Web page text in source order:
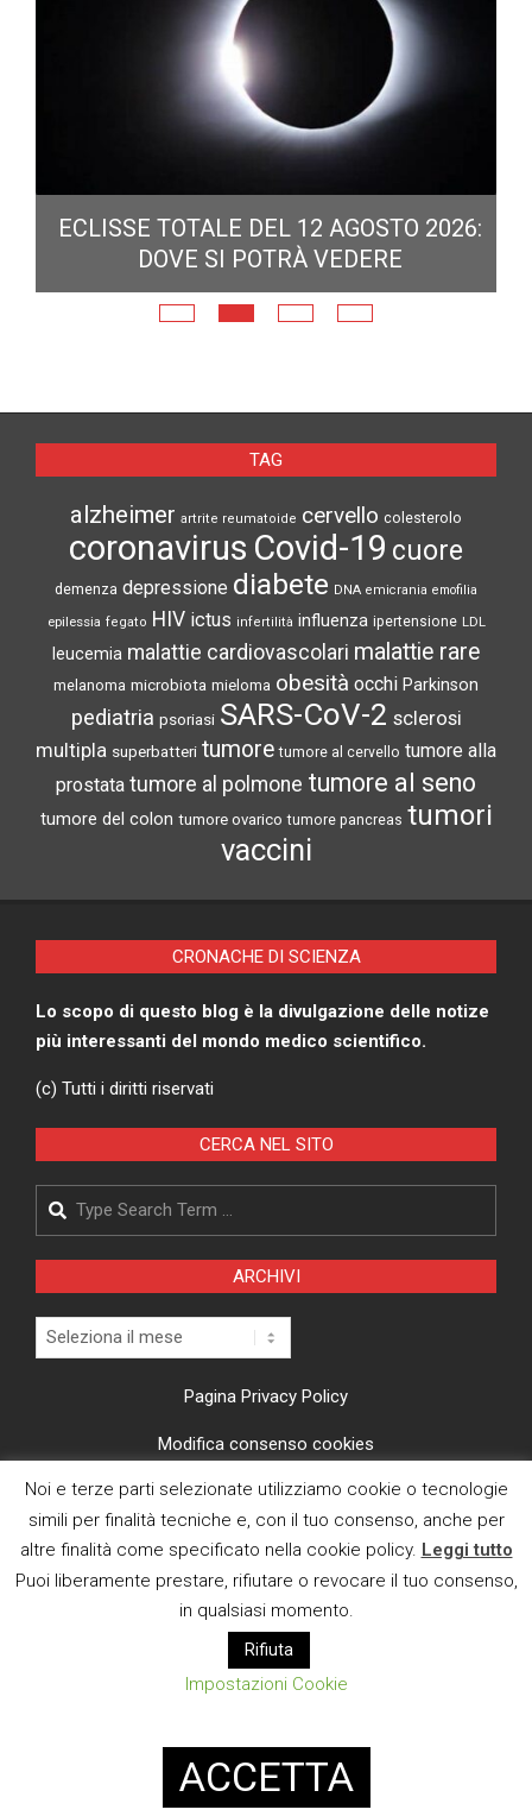
ECLISSE TOTALE DEL 12 AGOSTO 2026:
DOVE SI POTRÀ VEDERE
TAG
alzheimer artrite reumatoide cervello colesterolo
coronavirus Covid-19 cuore
demenza depressione diabete DNA emicrania emofilia
epilessia fegato HIV ictus infertilità influenza ipertensione LDL
leucemia malattie cardiovascolari malattie rare
melanoma microbiota mieloma obesità occhi Parkinson
pediatria psoriasi SARS-CoV-2 sclerosi
multipla superbatteri tumore tumore al cervello tumore alla
prostata tumore al polmone tumore al seno
tumore del colon tumore ovarico tumore pancreas tumori
vaccini
CRONACHE DI SCIENZA
Lo scopo di questo blog è la divulgazione delle notize
più interessanti del mondo medico scientifico.
(c) Tutti i diritti riservati
CERCA NEL SITO
Search
ARCHIVI
Archivi
Pagina Privacy Policy
Modifica consenso cookies
CI TROVI ANCHE SU
E MAIL
Noi e terze parti selezionate utilizziamo cookie o tecnologie
simili per finalità tecniche e, con il tuo consenso, anche per
altre finalità come specificato nella cookie policy. Leggi tutto
Puoi liberamente prestare, rifiutare o revocare il tuo consenso,
in qualsiasi momento.
Rifiuta
Impostazioni Cookie
ACCETTA